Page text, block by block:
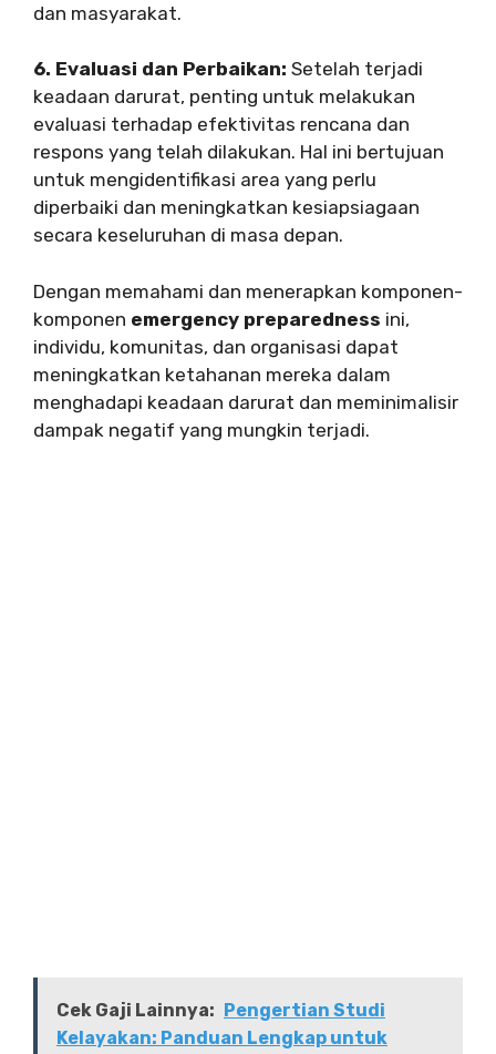
dan masyarakat.
6. Evaluasi dan Perbaikan: Setelah terjadi
keadaan darurat, penting untuk melakukan
evaluasi terhadap efektivitas rencana dan
respons yang telah dilakukan. Hal ini bertujuan
untuk mengidentifikasi area yang perlu
diperbaiki dan meningkatkan kesiapsiagaan
secara keseluruhan di masa depan.
Dengan memahami dan menerapkan komponen-
komponen emergency preparedness ini,
individu, komunitas, dan organisasi dapat
meningkatkan ketahanan mereka dalam
menghadapi keadaan darurat dan meminimalisir
dampak negatif yang mungkin terjadi.
Cek Gaji Lainnya: Pengertian Studi
Kelayakan: Panduan Lengkap untuk